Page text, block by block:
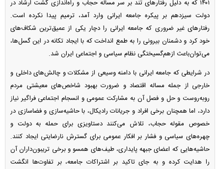
۱۴۰۱ که به دلیل رفتار‌های تند بر سر مساله حجاب و راه‌اندازی گشت ارشاد در
دولت سیزدهم بر پیکره جامعه ایرانی وارد آمد، ترمیم پیدا نکرده است.
رفتار‌های غیر ضروری که جامعه ایرانی را دچار یکی از عمیق‌ترین شکاف‌های
خود کرد و دشمنان بیرونی را به طمع انداخت که با ایجاد تکانه در این گسل‌ها،
می‌توان‌باعث از‌هم‌گسیختگی نظام سیاسی و اجتماعی ایران شد.
در شرایطی که جامعه ایرانی با دامنه وسیعی از مشکلات و چالش‌های داخلی و
خارجی از جمله مساله اقتصاد و ضرورت بهبود شاخص‌های معیشتی مردم
روبه‌روست و حل و فصل آن به مشارکت عمومی و انسجام اجتماعی فراگیر نیاز
دارد، اما همچنان برخی افراد و جریانات رادیکال، با حاشیه‌سازی و فضاسازی در
خصوص مقوله حجاب، تلاش می‌کنند دستاویزی برای حمله به دولت و
چهره‌های سیاسی و فشار بر افکار عمومی برای گسترش نارضایتی ایجاد کنند.
حاشیه‌هایی که اعضای جبهه پایداری، طیف‌های همسو و برخی تریبون‌داران آن
را هدایت کرده و به جای تاکید بر اشتراکات جامعه، بر تفاوت‌ها انگشت